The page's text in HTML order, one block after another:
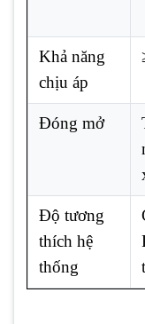
Khả năng
chịu áp
Đóng mở
Độ tương
thích hệ
thống